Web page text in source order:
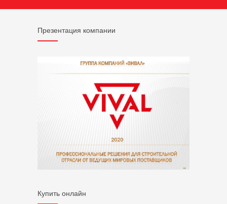
Презентация компании
Купить онлайн